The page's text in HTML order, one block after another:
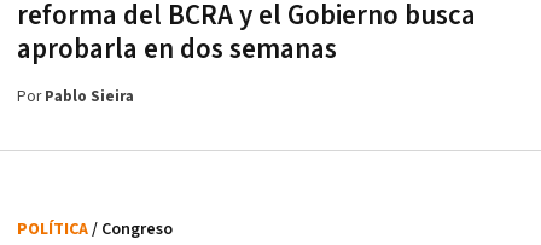
reforma del BCRA y el Gobierno busca
aprobarla en dos semanas
PorPablo Sieira
POLÍTICA/ Congreso